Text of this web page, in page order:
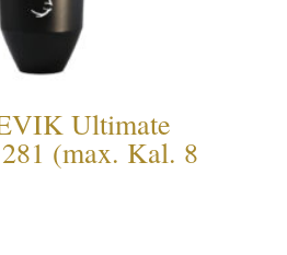
Ultimate
(max. Kal. 8